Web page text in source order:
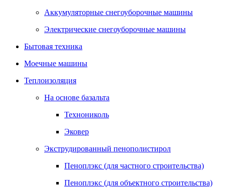
Аккумуляторные снегоуборочные машины
Электрические снегоуборочные машины
Бытовая техника
Моечные машины
Теплоизоляция
На основе базальта
Технониколь
Эковер
Экструдированный пенополистирол
Пеноплэкс (для частного строительства)
Пеноплэкс (для объектного строительства)